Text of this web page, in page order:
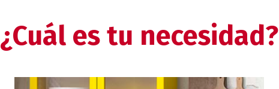
¿Cuál es tu necesidad?